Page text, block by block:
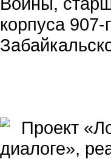
корпуса 907-
Проект
диалоге»,